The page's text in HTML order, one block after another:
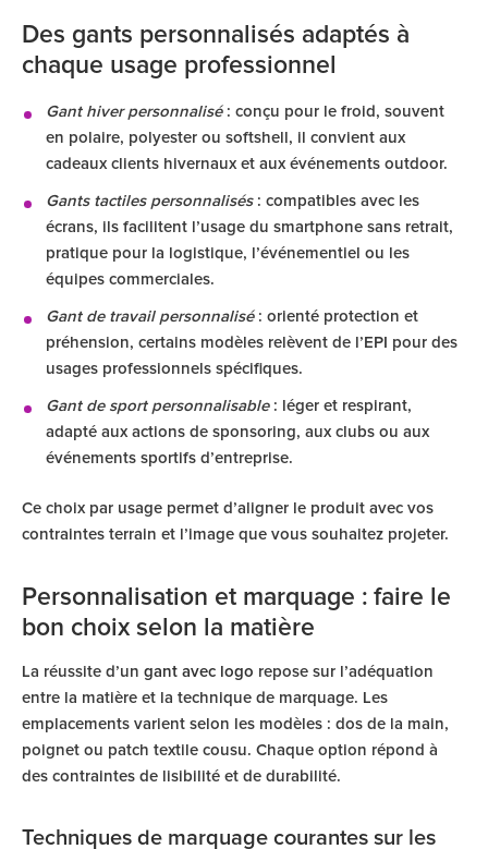
Des gants personnalisés adaptés à
chaque usage professionnel
Gant hiver personnalisé: conçu pour le froid, souvent
en polaire, polyester ou softshell, il convient aux
cadeaux clients hivernaux et aux événements outdoor.
Gants tactiles personnalisés: compatibles avec les
écrans, ils facilitent l’usage du smartphone sans retrait,
pratique pour la logistique, l’événementiel ou les
équipes commerciales.
Gant de travail personnalisé: orienté protection et
préhension, certains modèles relèvent de l’EPI pour des
usages professionnels spécifiques.
Gant de sport personnalisable: léger et respirant,
adapté aux actions de sponsoring, aux clubs ou aux
événements sportifs d’entreprise.
Ce choix par usage permet d’aligner le produit avec vos
contraintes terrain et l’image que vous souhaitez projeter.
Personnalisation et marquage : faire le
bon choix selon la matière
La réussite d’un gant avec logo repose sur l’adéquation
entre la matière et la technique de marquage. Les
emplacements varient selon les modèles : dos de la main,
poignet ou patch textile cousu. Chaque option répond à
des contraintes de lisibilité et de durabilité.
Techniques de marquage courantes sur les